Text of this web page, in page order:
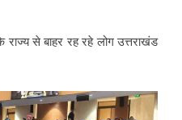
से बाहर रह रहे लोग उत्तराखंड